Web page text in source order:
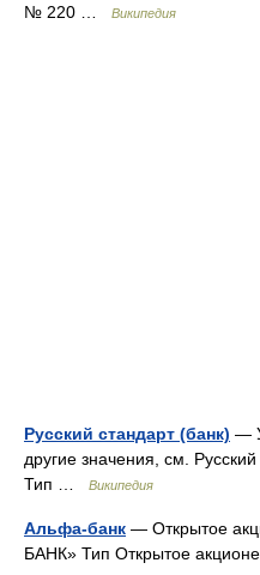
№ 220 …
Википедия
Русский стандарт (банк) —
другие значения, см.
Тип …
Википедия
Альфа-банк — Открытое
БАНК» Тип Открытое